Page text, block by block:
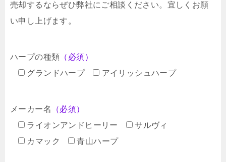
売却するならぜひ弊社にご相談ください。宜しくお願
い申し上げます。
ハープの種類 （必須）
グランドハープ
アイリッシュハープ
メーカー名
（必須）
ライオンアンドヒーリー
サルヴィ
カマック
青山ハープ